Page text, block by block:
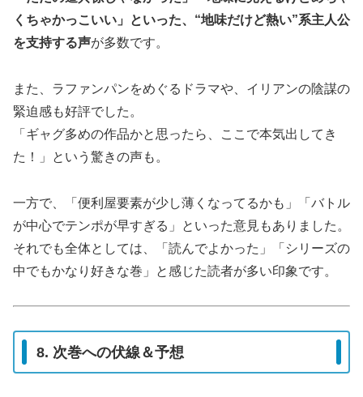
くちゃかっこいい」といった、“地味だけど熱い”系主人公
を支持する声が多数です。
また、ラファンパンをめぐるドラマや、イリアンの陰謀の
緊迫感も好評でした。
「ギャグ多めの作品かと思ったら、ここで本気出してき
た！」という驚きの声も。
一方で、「便利屋要素が少し薄くなってるかも」「バトル
が中心でテンポが早すぎる」といった意見もありました。
それでも全体としては、「読んでよかった」「シリーズの
中でもかなり好きな巻」と感じた読者が多い印象です。
8. 次巻への伏線＆予想